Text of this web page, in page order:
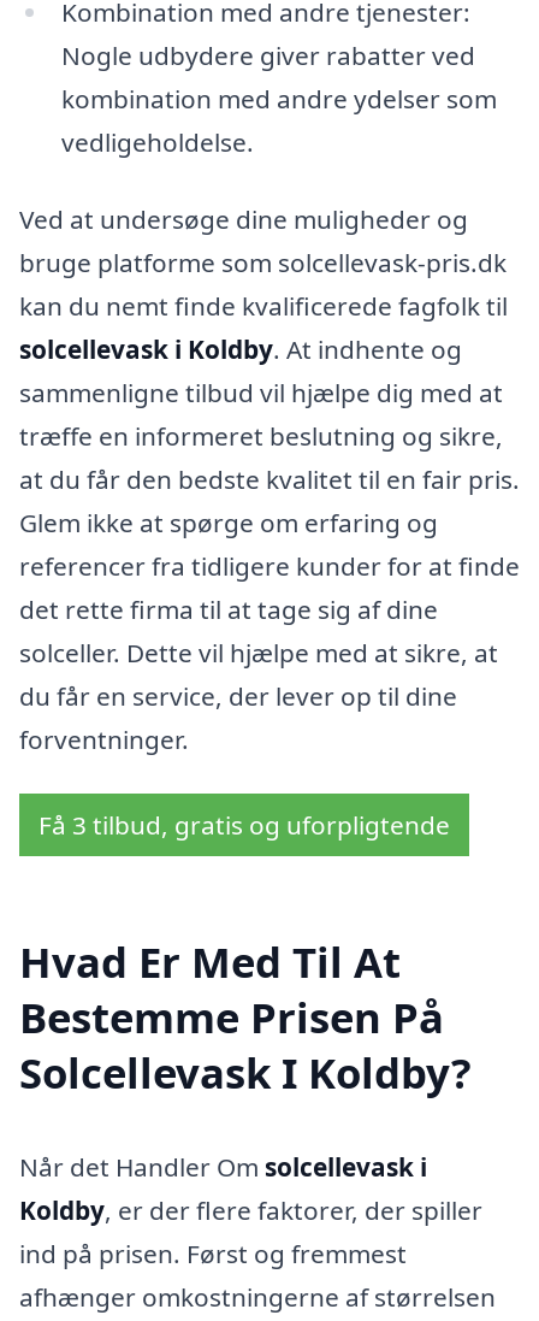
Kombination med andre tjenester:
Nogle udbydere giver rabatter ved
kombination med andre ydelser som
vedligeholdelse.
Ved at undersøge dine muligheder og
bruge platforme som solcellevask-pris.dk
kan du nemt finde kvalificerede fagfolk til
solcellevask i Koldby. At indhente og
sammenligne tilbud vil hjælpe dig med at
træffe en informeret beslutning og sikre,
at du får den bedste kvalitet til en fair pris.
Glem ikke at spørge om erfaring og
referencer fra tidligere kunder for at finde
det rette firma til at tage sig af dine
solceller. Dette vil hjælpe med at sikre, at
du får en service, der lever op til dine
forventninger.
Få 3 tilbud, gratis og uforpligtende
Hvad Er Med Til At
Bestemme Prisen På
Solcellevask I Koldby?
Når det Handler Om solcellevask i
Koldby, er der flere faktorer, der spiller
ind på prisen. Først og fremmest
afhænger omkostningerne af størrelsen